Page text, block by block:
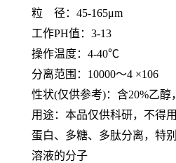
粒
径： 45-165μm
工作PH值： 3-13
操作温度： 4-40℃
分离范围： 10000～4 ×106
性状(仅供参考)：含20%乙醇
用途：本品仅供科研，不得
蛋白、多糖、多肽分离，特
溶液的分子